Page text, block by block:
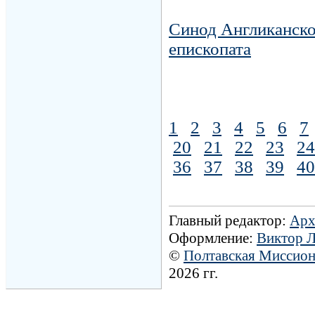
Синод
епископата
1 2 3 4 5 6
7
20
21 22 23
24
36
37 38 39 40
Главный редактор:
Оформление: Виктор
© Полтавская
2026 гг.